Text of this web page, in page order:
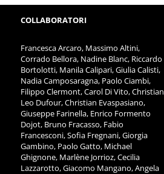
COLLABORATORI
Francesca Arcaro, Massimo Altini,
Corrado Bellora, Nadine Blanc, Riccardo
Bortolotti, Manila Calipari, Giulia Calisti,
Nadia Camposaragna, Paolo Ciambi,
Filippo Clermont, Carol Di Vito, Christian
Leo Dufour, Christian Evaspasiano,
Giuseppe Farinella, Enrico Formento
Dojot, Bruno Fracasso, Fabio
Francesconi, Sofia Fregnani, Giorgia
Gambino, Paolo Gatto, Michael
Ghignone, Marlène Jorrioz, Cecilia
Lazzarotto, Giacomo Mangano, Angela